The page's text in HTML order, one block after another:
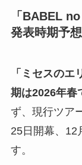
「BABEL
発表時期予想
「ミセスの
期は2026年春
ず、現行ツア
25日開幕、12
す。